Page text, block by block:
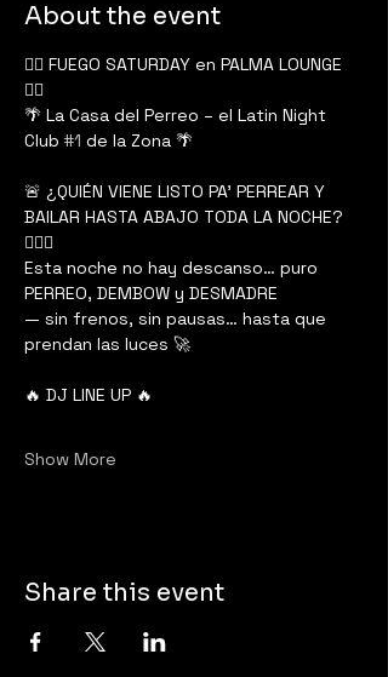
About the event
❤️‍🔥 FUEGO SATURDAY en PALMA LOUNGE
❤️‍🔥
🌴 La Casa del Perreo – el Latin Night
Club #1 de la Zona 🌴
🚨 ¿QUIÉN VIENE LISTO PA’ PERREAR Y
BAILAR HASTA ABAJO TODA LA NOCHE?
😮‍💨🔥
Esta noche no hay descanso… puro
PERREO, DEMBOW y DESMADRE
— sin frenos, sin pausas… hasta que
prendan las luces 🚀
🔥 DJ LINE UP 🔥
Show More
Share this event